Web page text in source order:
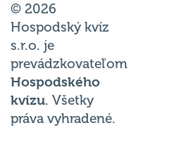
© 2026
Hospodský kvíz
s.r.o. je
prevádzkovateľom
Hospodského
kvízu. Všetky
práva vyhradené.